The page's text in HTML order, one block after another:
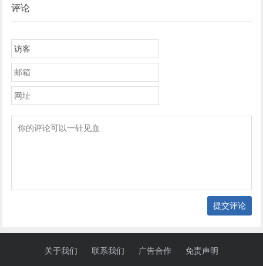
评论
提交评论
关于我们 联系我们 广告合作 免责声明